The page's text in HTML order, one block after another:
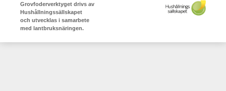
Grovfoderverktyget drivs av
Hushållningssällskapet
och utvecklas i samarbete
med lantbruksnäringen.